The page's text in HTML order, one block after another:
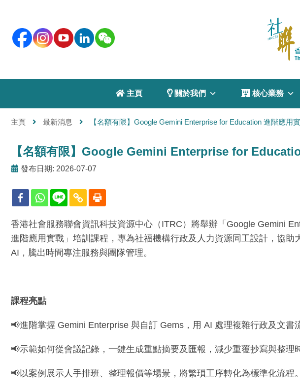
 主頁  關於我們  核心業務
主頁 最新消息 【名額有限】Google Gemini Enterprise for Education 進階應用
【名額有限】Google Gemini Enterprise for
發布日期: 2026-07-07
香港社會服務聯會資訊科技資源中心（ITRC）將舉辦「Google Gemini
進階應用實戰」培訓課程，專為社福機構行政及人力資源同工設計，協助
AI，騰出時間專注服務與團隊管理。
課程亮點
📢進階掌握 Gemini Enterprise 與自訂 Gems，用 AI 處理複雜行政及文書
📢示範如何從會議記錄，一鍵生成重點摘要及匯報，減少重覆抄寫與整理
📢以案例展示人手排班、整理報價等場景，將繁瑣工序轉化為標準化流程。